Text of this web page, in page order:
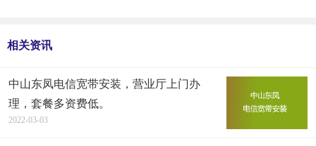
相关资讯
中山东凤电信宽带安装，营业厅上门办
理，套餐多资费低。
2022-03-03